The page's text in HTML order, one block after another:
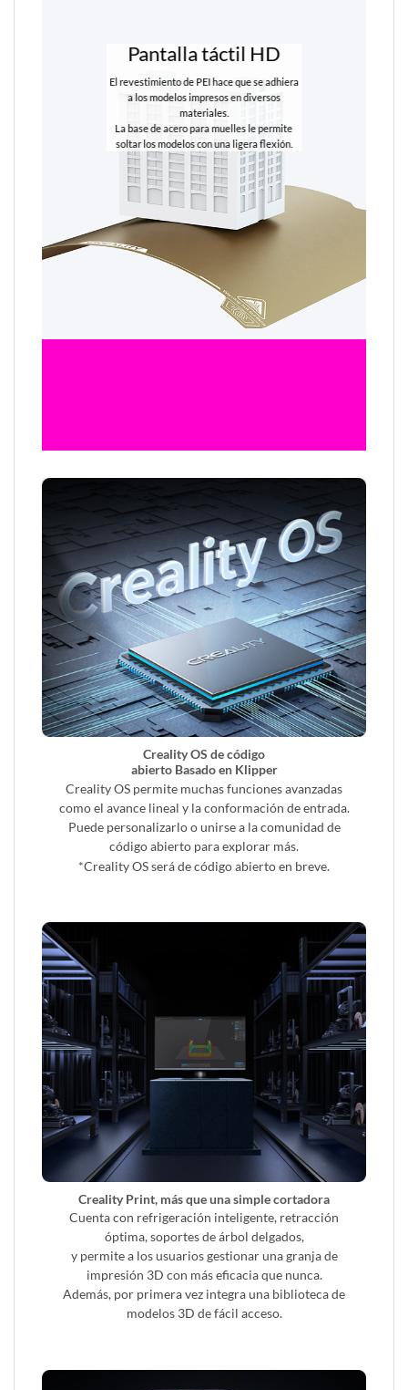
Pantalla táctil HD
El revestimiento de PEI hace que se adhiera
a los modelos impresos en diversos
materiales.
La base de acero para muelles le permite
soltar los modelos con una ligera flexión.
Creality OS de código
abierto Basado en Klipper
Creality OS permite muchas funciones avanzadas
como el avance lineal y la conformación de entrada.
Puede personalizarlo o unirse a la comunidad de
código abierto para explorar más.
*Creality OS será de código abierto en breve.
Creality Print, más que una simple cortadora
Cuenta con refrigeración inteligente, retracción
óptima, soportes de árbol delgados,
y permite a los usuarios gestionar una granja de
impresión 3D con más eficacia que nunca.
Además, por primera vez integra una biblioteca de
modelos 3D de fácil acceso.